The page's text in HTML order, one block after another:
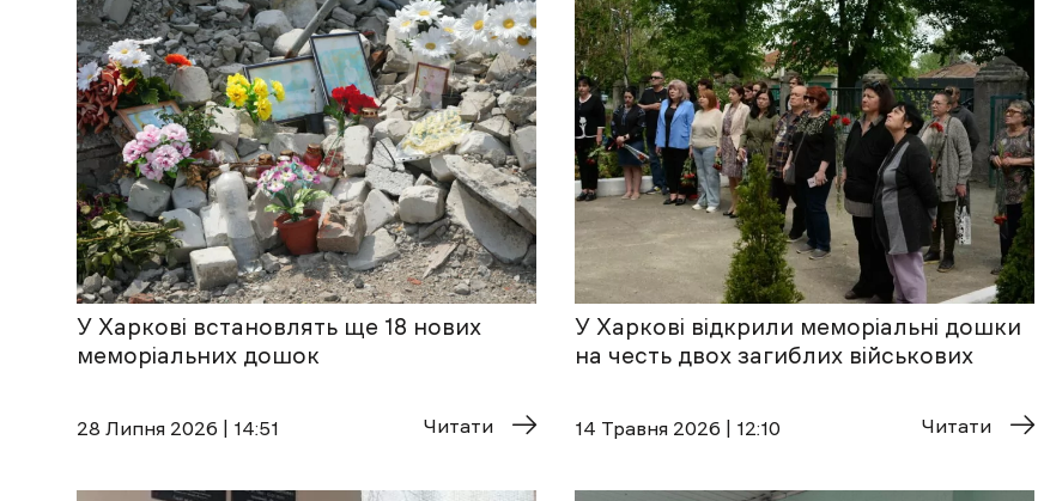
У Харкові встановлять ще 18 нових
меморіальних дошок
28 Липня 2026 | 14:51 Читати
У Харкові відкрили меморіальні дошки
на честь двох загиблих військових
14 Травня 2026 | 12:10 Читати